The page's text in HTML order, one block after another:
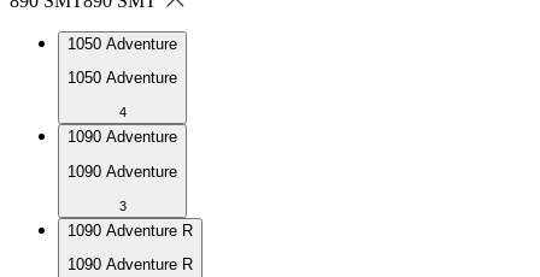
1050 Adventure
1050 Adventure
4
1090 Adventure
1090 Adventure
3
1090 Adventure R
1090 Adventure R